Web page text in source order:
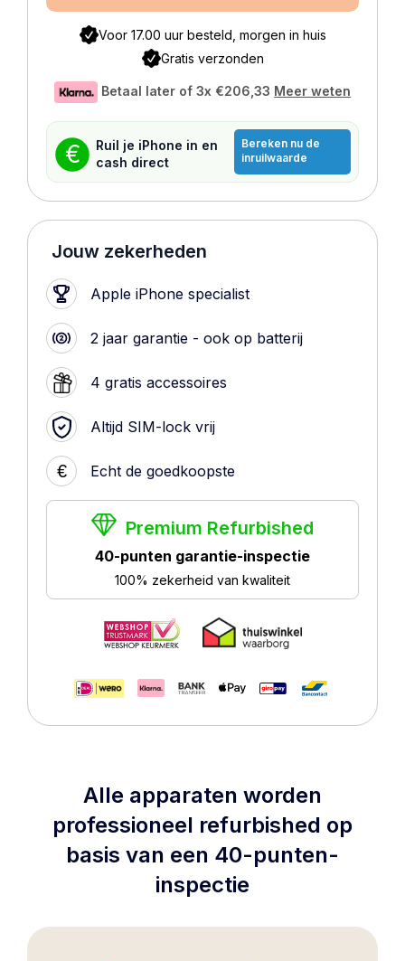
Voor 17.00 uur besteld, morgen in huis
Gratis verzonden
Betaal later of 3x €206,33 Meer weten
€
Ruil je iPhone in en
cash direct
Bereken nu de
inruilwaarde
Jouw zekerheden
Apple iPhone specialist
2 jaar garantie - ook op batterij
4 gratis accessoires
Altijd SIM-lock vrij
€ Echt de goedkoopste
Premium Refurbished
40-punten garantie-inspectie
100% zekerheid van kwaliteit
Alle apparaten worden
professioneel refurbished op
basis van een 40-punten-
inspectie